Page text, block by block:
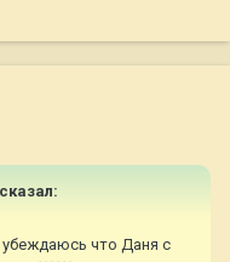
что Даня с